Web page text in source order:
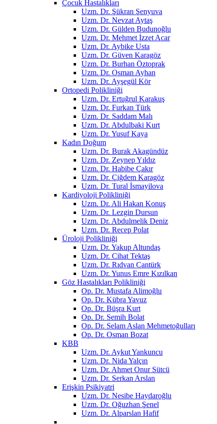
Çocuk Hastalıkları
Uzm. Dr. Şükran Şenyuva
Uzm. Dr. Nevzat Aytaş
Uzm. Dr. Gülden Budunoğlu
Uzm. Dr. Mehmet İzzet Acar
Uzm. Dr. Aybike Usta
Uzm. Dr. Güven Karagöz
Uzm. Dr. Burhan Öztoprak
Uzm. Dr. Osman Ayhan
Uzm. Dr. Ayşegül Kör
Ortopedi Polikliniği
Uzm. Dr. Ertuğrul Karakuş
Uzm. Dr. Furkan Türk
Uzm. Dr. Saddam Malı
Uzm. Dr. Abdulbaki Kurt
Uzm. Dr. Yusuf Kaya
Kadın Doğum
Uzm. Dr. Burak Akagündüz
Uzm. Dr. Zeynep Yıldız
Uzm. Dr. Habibe Çakır
Uzm. Dr. Çiğdem Karagöz
Uzm. Dr. Tural İsmayilova
Kardiyoloji Polikliniği
Uzm. Dr. Ali Hakan Konuş
Uzm. Dr. Lezgin Dursun
Uzm. Dr. Abdulmelik Deniz
Uzm. Dr. Recep Polat
Üroloji Polikliniği
Uzm. Dr. Yakup Altundaş
Uzm. Dr. Cihat Tektaş
Uzm. Dr. Rıdvan Cantürk
Uzm. Dr. Yunus Emre Kızılkan
Göz Hastalıkları Polikliniği
Op. Dr. Mustafa Alimoğlu
Op. Dr. Kübra Yavuz
Op. Dr. Büşra Kurt
Op. Dr. Semih Bolat
Op. Dr. Selam Aslan Mehmetoğulları
Op. Dr. Osman Bozat
KBB
Uzm. Dr. Aykut Yankuncu
Uzm. Dr. Nida Yalçın
Uzm. Dr. Ahmet Onur Sütcü
Uzm. Dr. Serkan Arslan
Erişkin Psikiyatri
Uzm. Dr. Nesibe Haydaroğlu
Uzm. Dr. Oğuzhan Şenel
Uzm. Dr. Alparslan Hafif